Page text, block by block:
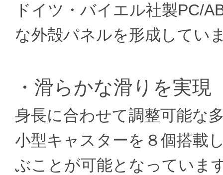
ドイツ・バイエル社製PC/
な外殻パネルを形成してい
・滑らかな滑りを実現
身長に合わせて調整可能な
小型キャスターを８個搭載
ぶことが可能となっていま